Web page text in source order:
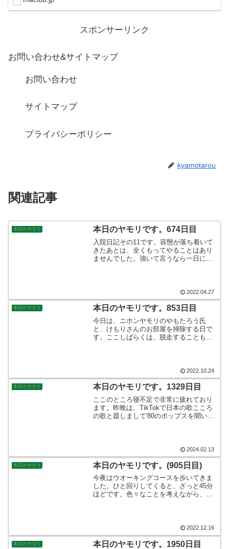
スポンサーリンク
お問い合わせ&サイトマップ
お問い合わせ
サイトマップ
プライバシーポリシー
kyamotarou
関連記事
本日のヤモリ 本日のヤモリです。674日目
入院日記その11です。容態が落ち着いて
きたあとは、全くもってやることはあり
ませんでした。強いて言うなら一日に一
観るかそのどちらかでしたね。そんなこ
んなで、本日のヤモリです。
2022.04.27
本日のヤモリ 本日のヤモリです。853日目
今日は、ニホンヤモリのやもたろう氏
と、けもりさんのお部屋を掃除する日で
す。ここしばらくは、脱走することもな
ら、助かります♪さて、始めますか。そん
なこんなで、本日のヤモリです。
2022.10.24
本日のヤモリ 本日のヤモリです。1329日目
ここのところ寝不足で非常に疲れており
ます。昨晩は、TikTokで日本の歌こころ
の歌と題しまして'80のポップスを聞いて
新鮮で楽しいです。そんなこんなで、本
日のヤモリです。
2024.02.13
本日のヤモリ 本日のヤモリです。(905日目)
今夜はウオーキングコースを歩いてきま
した。ひと回りしてくると、ざっと45分
ほどです。色々なことを考えながら、歩
りますでしょうか？？そんなこんなで、
本日のヤモリです。
2022.12.16
本日のヤモリ 本日のヤモリです。1950日目